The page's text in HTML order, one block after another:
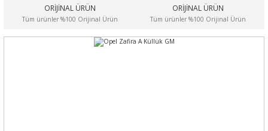
ORİJİNAL ÜRÜN
Tüm ürünler %100 Orijinal Ürün
ORİJİNAL ÜRÜN
Tüm ürünler %100 Orijinal Ürün